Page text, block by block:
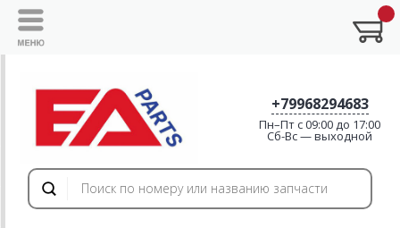
+79968294683
Пн–Пт с 09:00 до 17:00
Cб-Вс — выходной